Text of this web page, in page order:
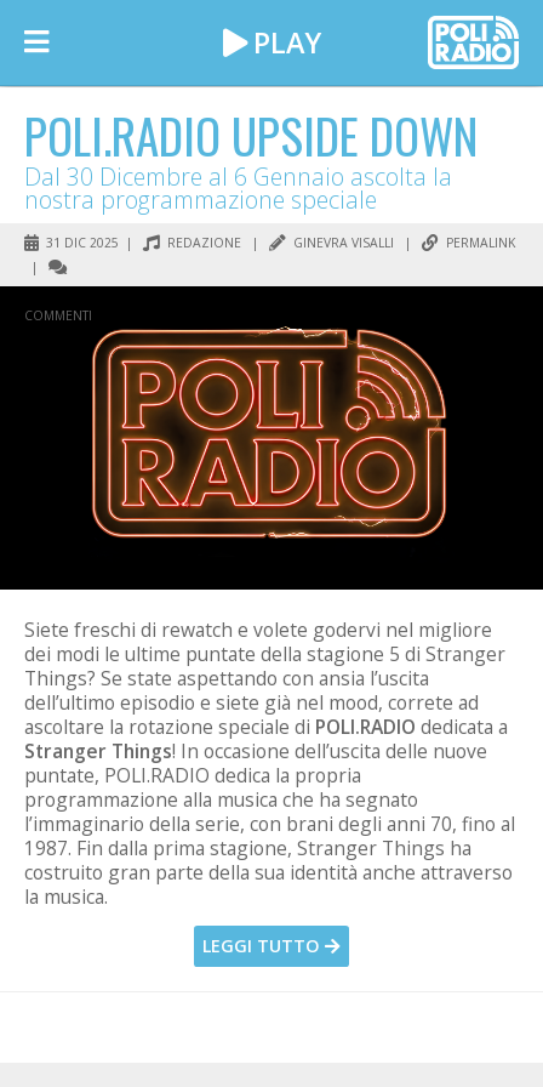
POLI.RADIO UPSIDE DOWN
Dal 30 Dicembre al 6 Gennaio ascolta la
nostra programmazione speciale
31 DIC 2025 | REDAZIONE | GINEVRA VISALLI |
PERMALINK
|
COMMENTI
Siete freschi di rewatch e volete godervi nel migliore
dei modi le ultime puntate della stagione 5 di Stranger
Things? Se state aspettando con ansia l’uscita
dell’ultimo episodio e siete già nel mood, correte ad
ascoltare la rotazione speciale di POLI.RADIO dedicata a
Stranger Things! In occasione dell’uscita delle nuove
puntate, POLI.RADIO dedica la propria
programmazione alla musica che ha segnato
l’immaginario della serie, con brani degli anni 70, fino al
1987. Fin dalla prima stagione, Stranger Things ha
costruito gran parte della sua identità anche attraverso
la musica.
LEGGI TUTTO